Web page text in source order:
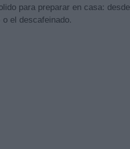
para preparar en casa:
el descafeinado.